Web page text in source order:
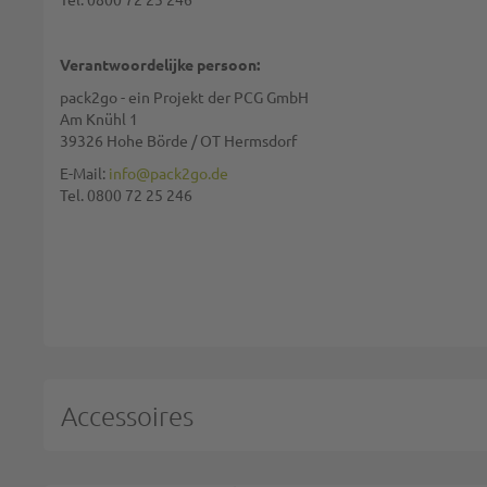
Verantwoordelijke persoon:
pack2go - ein Projekt der PCG GmbH
Am Knühl 1
39326 Hohe Börde / OT Hermsdorf
E-Mail: info@pack2go.de
Tel. 0800 72 25 246
Accessoires